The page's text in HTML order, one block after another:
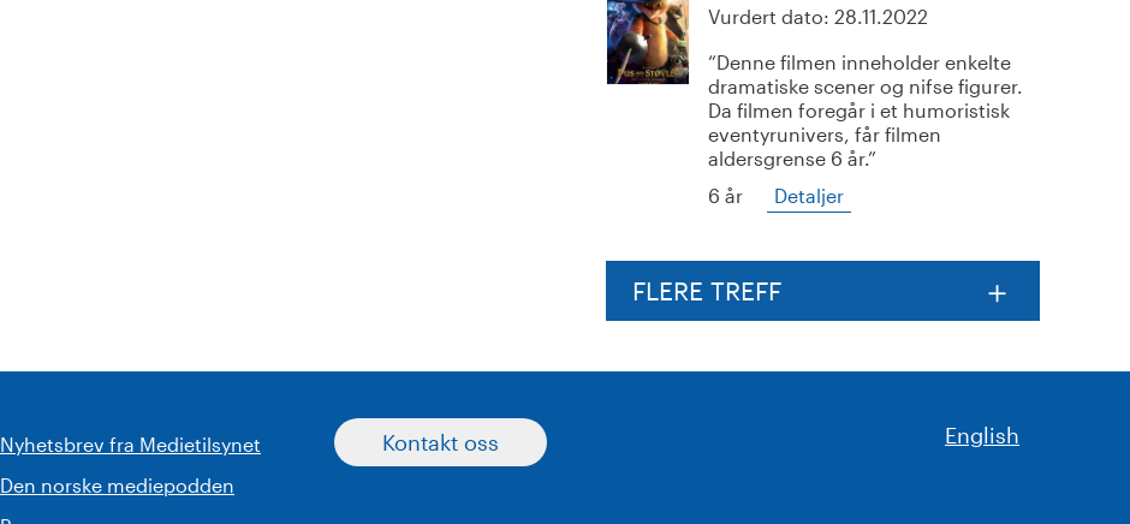
Vurdert dato: 28.11.2022
Denne filmen inneholder enkelte
dramatiske scener og nifse figurer.
Da filmen foregår i et humoristisk
eventyrunivers, får filmen
aldersgrense 6 år.
6 år
Detaljer
FLERE TREFF
Nyhetsbrev fra Medietilsynet
Den norske mediepodden
Kontakt oss English